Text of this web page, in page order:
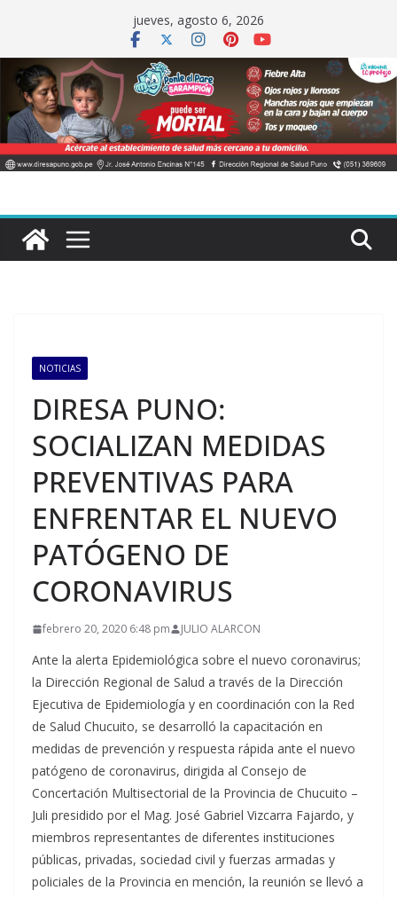
contenido
jueves, agosto 6, 2026
NOTICIAS
DIRESA PUNO:
SOCIALIZAN MEDIDAS
PREVENTIVAS PARA
ENFRENTAR EL NUEVO
PATÓGENO DE
CORONAVIRUS
febrero 20, 2020 6:48 pm JULIO ALARCON
Ante la alerta Epidemiológica sobre el nuevo coronavirus;
la Dirección Regional de Salud a través de la Dirección
Ejecutiva de Epidemiología y en coordinación con la Red
de Salud Chucuito, se desarrolló la capacitación en
medidas de prevención y respuesta rápida ante el nuevo
patógeno de coronavirus, dirigida al Consejo de
Concertación Multisectorial de la Provincia de Chucuito –
Juli presidido por el Mag. José Gabriel Vizcarra Fajardo, y
miembros representantes de diferentes instituciones
públicas, privadas, sociedad civil y fuerzas armadas y
policiales de la Provincia en mención, la reunión se llevó a